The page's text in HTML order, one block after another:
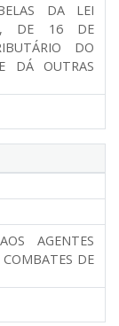
DA LEI
DE 16 DE
DO
DÁ OUTRAS
AGENTES
DE